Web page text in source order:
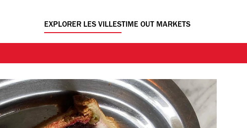
EXPLORER LES VILLESTIME OUT MARKETS